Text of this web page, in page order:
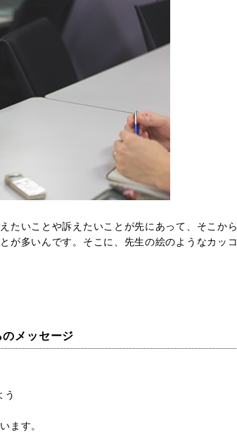
たいことや訴えたいことが先にあって、そこか
が多いんです。そこに、先生の絵のようなカッ
メッセージ
う
ます。